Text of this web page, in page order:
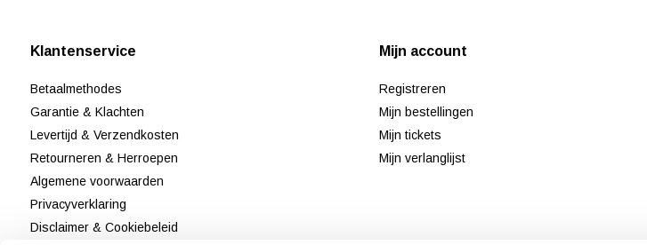
Klantenservice
Betaalmethodes
Garantie & Klachten
Levertijd & Verzendkosten
Retourneren & Herroepen
Algemene voorwaarden
Privacyverklaring
Disclaimer & Cookiebeleid
Mijn account
Registreren
Mijn bestellingen
Mijn tickets
Mijn verlanglijst